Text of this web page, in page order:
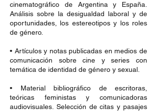
cinematográfico de Argentina y España.
Análisis sobre la desigualdad laboral y de
oportunidades, los estereotipos y los roles
de género.
• Artículos y notas publicadas en medios de
comunicación sobre cine y series con
temática de identidad de género y sexual.
• Material bibliográfico de escritoras,
teóricas feministas y comunicadoras
audiovisuales. Selección de citas y pasajes